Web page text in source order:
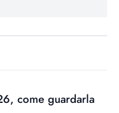
come guardarla